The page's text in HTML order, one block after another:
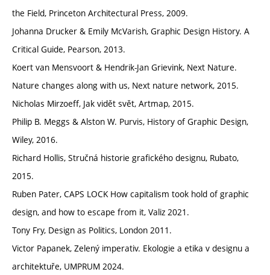
the Field, Princeton Architectural Press, 2009.
Johanna Drucker & Emily McVarish, Graphic Design History. A
Critical Guide, Pearson, 2013.
Koert van Mensvoort & Hendrik-Jan Grievink, Next Nature.
Nature changes along with us, Next nature network, 2015.
Nicholas Mirzoeff, Jak vidět svět, Artmap, 2015.
Philip B. Meggs & Alston W. Purvis, History of Graphic Design,
Wiley, 2016.
Richard Hollis, Stručná historie grafického designu, Rubato,
2015.
Ruben Pater, CAPS LOCK How capitalism took hold of graphic
design, and how to escape from it, Valiz 2021.
Tony Fry, Design as Politics, London 2011.
Victor Papanek, Zelený imperativ. Ekologie a etika v designu a
architektuře, UMPRUM 2024.